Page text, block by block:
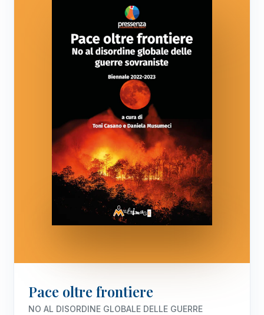
Pace oltre frontiere
NO AL DISORDINE GLOBALE DELLE GUERRE